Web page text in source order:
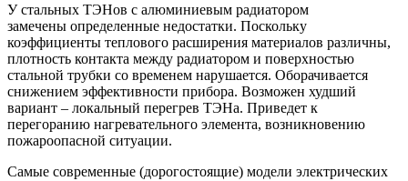
У стальных ТЭНов с алюминиевым радиатором
замечены определенные недостатки. Поскольку
коэффициенты теплового расширения материалов различны,
плотность контакта между радиатором и поверхностью
стальной трубки со временем нарушается. Оборачивается
снижением эффективности прибора. Возможен худший
вариант – локальный перегрев ТЭНа. Приведет к
перегоранию нагревательного элемента, возникновению
пожароопасной ситуации.
Самые современные (дорогостоящие) модели электрических